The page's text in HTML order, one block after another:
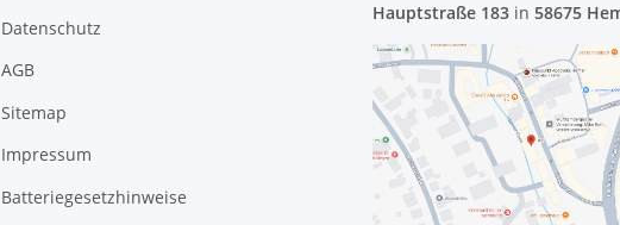
Datenschutz
AGB
Sitemap
Impressum
Batteriegesetzhinweise
Hauptstraße 183 in 58675